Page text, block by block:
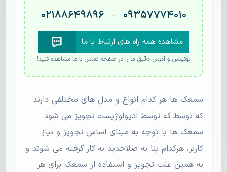
۰۹۳۵۷۷۷۴۰۱۰ - ۰۲۱۸۸۶۴۹۸۹۶
مشاهده همه راه های ارتباط با ما
لوکیشن و آدرس دقیق ما را در صفحه تماس با ما مشاهده کنید!
سمعک ها هر کدام انواع و مدل های مختلفی دارند
که توسط که توسط ادیولوژیست تجویز می شود.
سمعک ها با توجه به مبنای اساس تجویز و نیاز
کاربر، هرکدام بنا به صلاحدید به کار گرفته می شوند و
به همین علت تجویز و استفاده از سمعک برای هر